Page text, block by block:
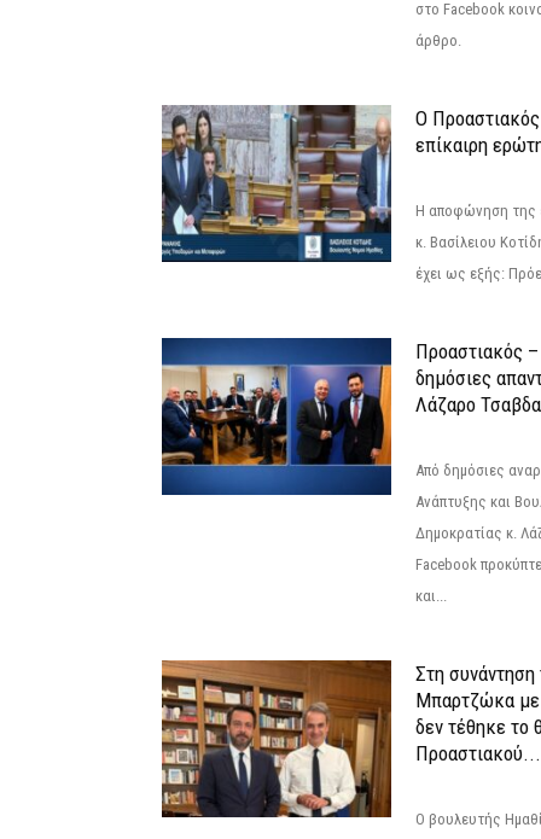
στο Facebook
άρθρο.
Ο
επίκαιρη
Η αποφώνηση της
κ. Βασίλειου
έχει ως εξής:
Προαστιακός
δημόσιες
Λάζαρο
Από δημόσιες
Ανάπτυξης και
Δημοκρατίας κ.
Facebook
και...
Στη
Μπαρτζώκα
δεν τέθηκε το
Προαστιακού...
Ο βουλευτής